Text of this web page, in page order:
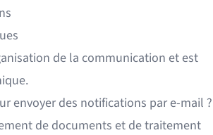
de la communication et est
envoyer des notifications par e-mail ?
de documents et detraitement